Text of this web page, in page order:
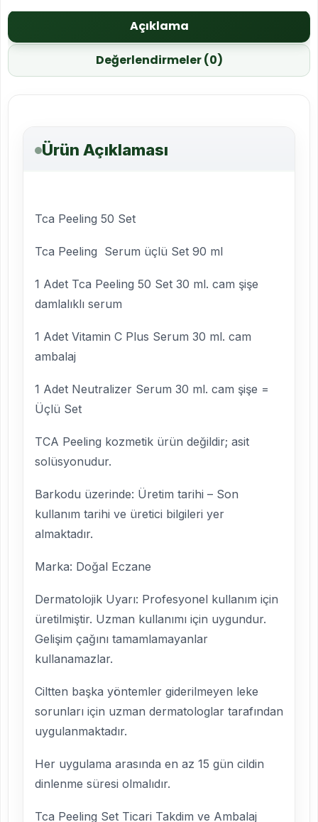
Açıklama
Değerlendirmeler (0)
Ürün Açıklaması
Tca Peeling 50 Set
Tca Peeling Serum üçlü Set 90 ml
1 Adet Tca Peeling 50 Set 30 ml. cam şişe
damlalıklı serum
1 Adet Vitamin C Plus Serum 30 ml. cam
ambalaj
1 Adet Neutralizer Serum 30 ml. cam şişe =
Üçlü Set
TCA Peeling kozmetik ürün değildir; asit
solüsyonudur.
Barkodu üzerinde: Üretim tarihi – Son
kullanım tarihi ve üretici bilgileri yer
almaktadır.
Marka: Doğal Eczane
Dermatolojik Uyarı: Profesyonel kullanım için
üretilmiştir. Uzman kullanımı için uygundur.
Gelişim çağını tamamlamayanlar
kullanamazlar.
Ciltten başka yöntemler giderilmeyen leke
sorunları için uzman dermatologlar tarafından
uygulanmaktadır.
Her uygulama arasında en az 15 gün cildin
dinlenme süresi olmalıdır.
Tca Peeling Set Ticari Takdim ve Ambalaj